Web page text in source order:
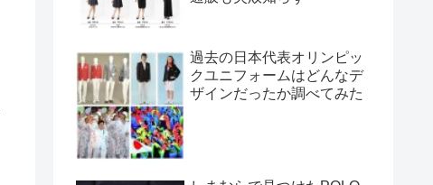
過去の日本代表オリンピッ
クユニフォームはどんなデ
ザインだったか調べてみた